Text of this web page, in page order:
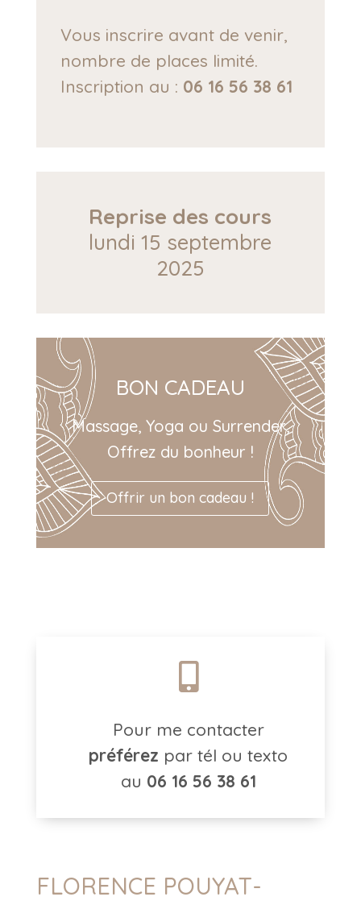
Vous inscrire avant de venir,
nombre de places limité.
Inscription au : 06 16 56 38 61
Reprise des cours
lundi 15 septembre
2025
BON CADEAU
Massage, Yoga ou Surrender,
Offrez du bonheur !
Offrir un bon cadeau !

Pour me contacter
préférez par tél ou texto
au 06 16 56 38 61
FLORENCE POUYAT-